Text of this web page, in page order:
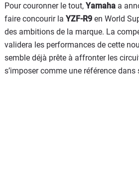
Pour couronner le tout, Yamaha a
faire concourir la YZF-R9 en World
des ambitions de la marque. La
validera les performances de cette
semble déjà prête à affronter les
s’imposer comme une référence dans